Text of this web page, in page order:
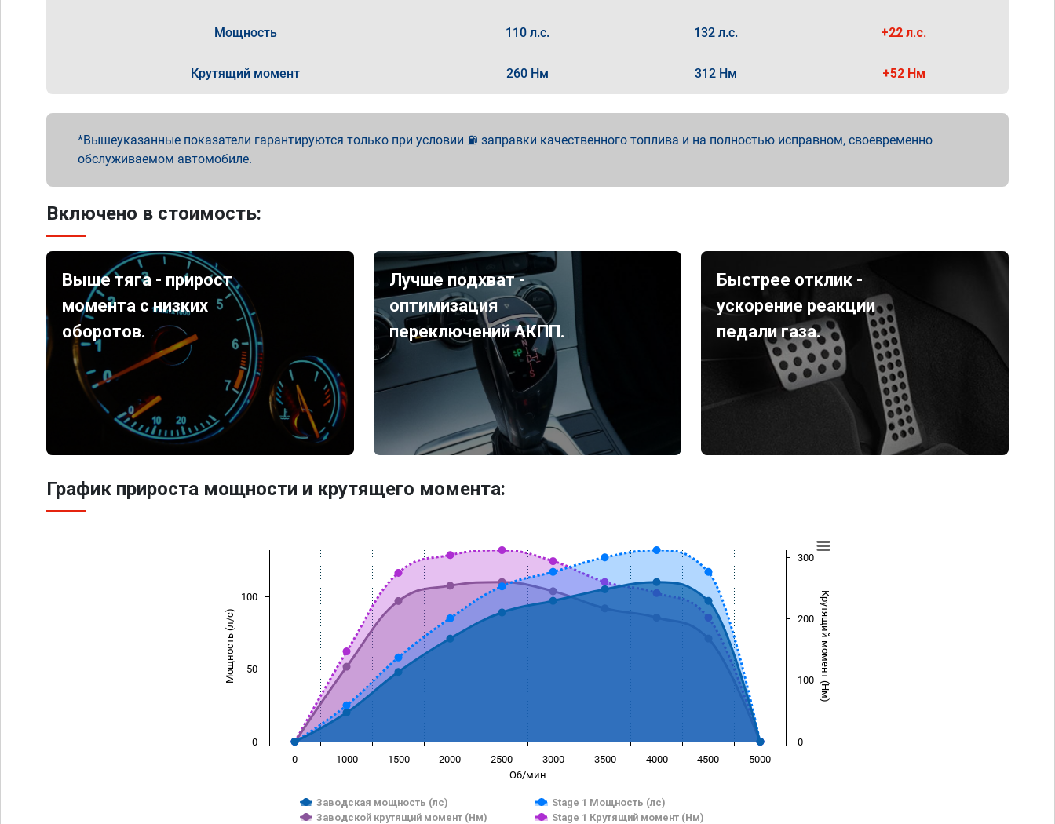
Мощность 110 л.с. 132 л.с. +22 л.с.
Крутящий момент 260 Нм 312 Нм +52 Нм
Вышеуказанные показатели гарантируются только при условии ⛽ заправки качественного топлива и на полностью исправном, своевременно
обслуживаемом автомобиле.
Включено в стоимость:
Выше тяга - прирост
момента с низких
оборотов.
Лучше подхват -
оптимизация
переключений АКПП.
Быстрее отклик -
ускорение реакции
педали газа.
График прироста мощности и крутящего момента:
Об/мин
Мощность (л/с) Крутящий момент (Нм)
Заводская мощность (лс)
Stage 1 Мощность (лс)
Заводской крутящий момент (Нм)
Stage 1 Крутящий момент (Нм)
0 1000 1500 2000 2500 3000 3500 4000 4500 5000
0
50
100
0
100
200
300